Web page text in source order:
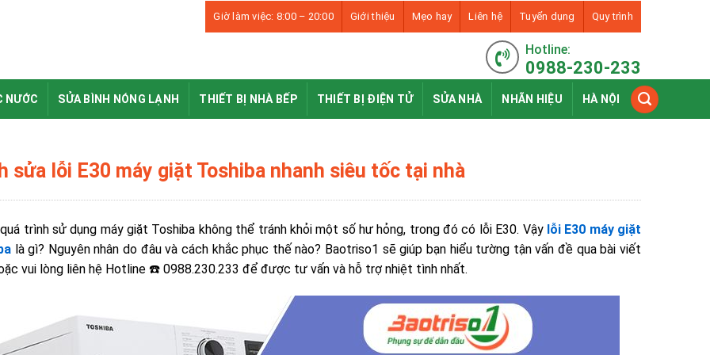
Giờ làm việc: 8:00 – 20:00 Giới thiệu Mẹo hay Liên hệ Tuyển dụng Quy trình
Hotline:
0988-230-233
NƯỚC SỬA BÌNH NÓNG LẠNH THIẾT BỊ NHÀ BẾP THIẾT BỊ ĐIỆN TỬ SỬA NHÀ NHÃN HIỆU HÀ NỘI
sửa lỗi E30 máy giặt Toshiba nhanh siêu tốc tại nhà
trình sử dụng máy giặt Toshiba không thể tránh khỏi một số hư hỏng, trong đó có lỗi E30. Vậy lỗi E30 máy giặt
là gì? Nguyên nhân do đâu và cách khắc phục thế nào? Baotriso1 sẽ giúp bạn hiểu tường tận vấn đề qua bài viết
vui lòng liên hệ Hotline ☎️ 0988.230.233 để được tư vấn và hỗ trợ nhiệt tình nhất.